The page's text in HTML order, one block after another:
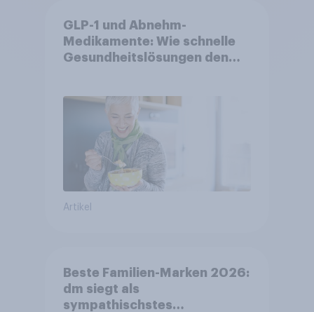
GLP-1 und Abnehm-
Medikamente: Wie schnelle
Gesundheitslösungen den
Artikel
Beste Familien-Marken 2026:
dm siegt als
sympathischstes